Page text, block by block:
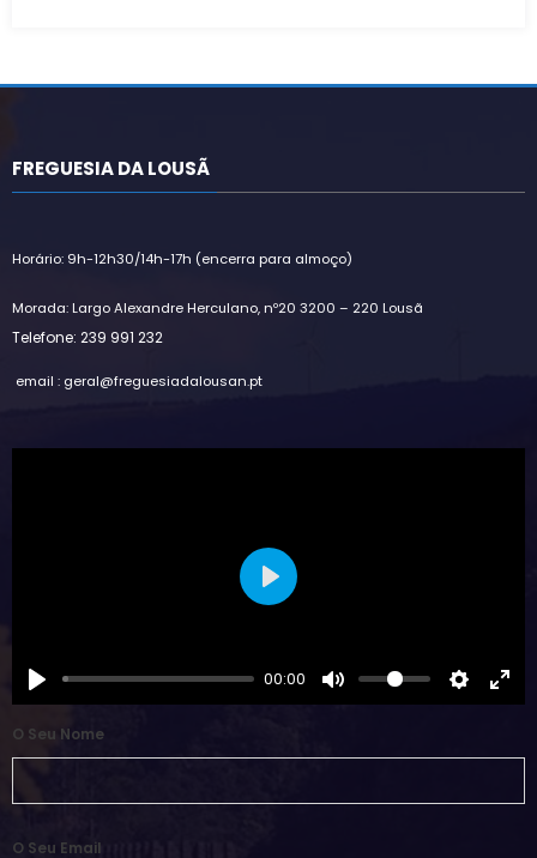
FREGUESIA DA LOUSÃ
Horário: 9h-12h30/14h-17h (encerra para almoço)
Morada: Largo Alexandre Herculano, nº20 3200 – 220 Lousã
Telefone: 239 991 232
email : geral@freguesiadalousan.pt
00:00
Play
O Seu Nome
O Seu Email